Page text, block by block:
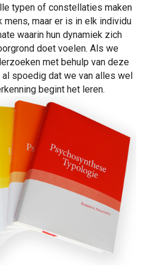
typen of constellaties maken
mens, maar er is in elk individu
waarin hun dynamiek zich
doet voelen. Als we
met behulp van deze
spoedig dat we van alles wel
begint het leren.